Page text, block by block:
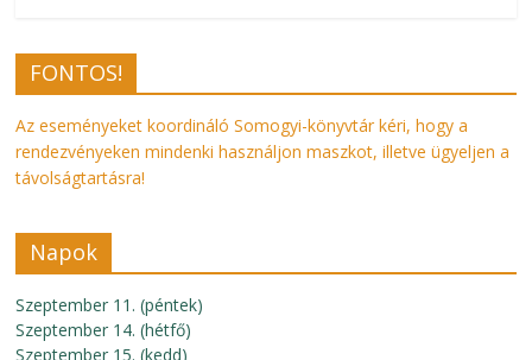
FONTOS!
Az eseményeket koordináló Somogyi-könyvtár kéri, hogy a
rendezvényeken mindenki használjon maszkot, illetve ügyeljen a
távolságtartásra!
Napok
Szeptember 11. (péntek)
Szeptember 14. (hétfő)
Szeptember 15. (kedd)